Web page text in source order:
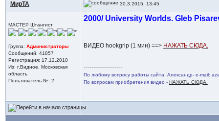
МирТА 30.3.2015, 13:45
МАСТЕР Штангист
Группа: Администраторы
Сообщений: 41857
Регистрация: 17.12.2010
Из: г.Видное, Московская
область
Пользователь №: 2
2000/ University Worlds. Gleb
ВИДЕО hookgrip (1 мин) ==> НАЖАТЬ СЮДА.
--------------------
По любому вопросу работы сайта: Александр- e-mail:
По вопросам приобретения видео - НАЖАТЬ СЮДА.